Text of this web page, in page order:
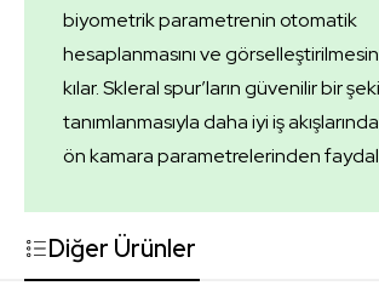
biyometrik parametrenin otomatik
hesaplanmasını ve
kılar. Skleral spur’ların güvenilir bir
tanımlanmasıyla daha iyi iş
ön kamara parametrelerinden
Diğer Ürünler